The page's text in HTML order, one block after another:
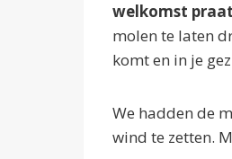
welkomst
molen te laten
komt en in je
We hadden de
wind te zetten.